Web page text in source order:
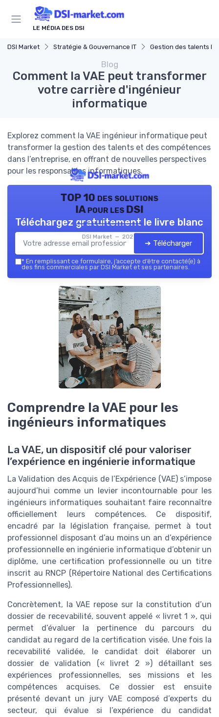
LE MÉDIA DES DSI
DSI Market Stratégie & Gouvernance IT Gestion des talents IT
Blog
Comment la VAE peut transformer
votre carrière d'ingénieur
informatique
Explorez comment la VAE ingénieur informatique peut
transformer la gestion des talents et des compétences
dans l’entreprise, en offrant de nouvelles perspectives
pour les responsables informatiques.
TOP 10 des solutions
IA pour les DSI
DSI Market — 2026
Téléchargez gratuitement le livre blanc
➔ Télécharger
* En remplissant ce formulaire, j’accepte d’être contacté(e) à
des fins commerciales par DSI Market et ses partenaires.
Comprendre la VAE pour les
ingénieurs informatiques
La VAE, un dispositif clé pour valoriser
l’expérience en ingénierie informatique
La Validation des Acquis de l’Expérience (VAE) s’impose
aujourd’hui comme un levier incontournable pour les
ingénieurs informatiques souhaitant faire reconnaître
officiellement leurs compétences. Ce dispositif,
encadré par la législation française, permet à tout
professionnel disposant d’au moins un an d’expérience
professionnelle en ingénierie informatique d’obtenir un
diplôme, une certification professionnelle ou un titre
inscrit au RNCP (Répertoire National des Certifications
Professionnelles).
Concrètement, la VAE repose sur la constitution d’un
dossier de recevabilité, souvent appelé « livret 1 », qui
permet d’évaluer la pertinence du parcours du
candidat au regard de la certification visée. Une fois la
recevabilité validée, le candidat doit élaborer un
dossier de validation (« livret 2 ») détaillant ses
expériences professionnelles, ses missions et les
compétences acquises. Ce dossier est ensuite
présenté devant un jury VAE composé d’experts du
secteur, qui évalue si l’expérience du candidat